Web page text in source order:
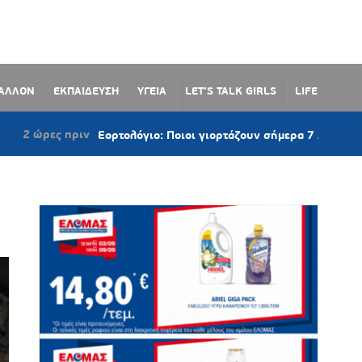
ΕΚΠΑΙΔΕΥΣΗ ΥΓΕΙΑ LET’S TALK GIRLS LIFE
Ποιοι γιορτάζουν σήμερα 7 Αυγούστου 2026